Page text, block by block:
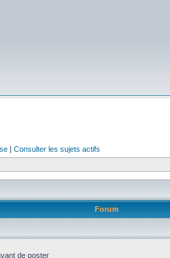
| Consulter les sujets actifs
Forum
de poster